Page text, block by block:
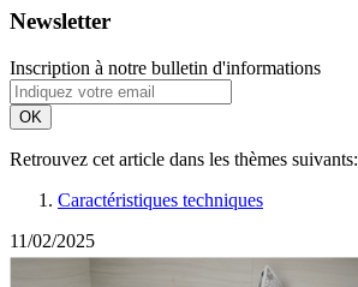
Newsletter
Inscription à notre bulletin d'informations
OK
Retrouvez cet article dans les thèmes suivants:
Caractéristiques techniques
11/02/2025